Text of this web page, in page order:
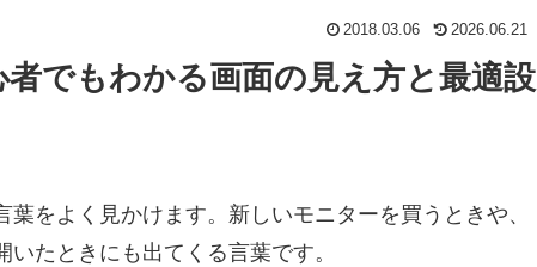
2018.03.06 2026.06.21
でもわかる画面の見え方と最適設
をよく見かけます。新しいモニターを買うときや、
たときにも出てくる言葉です。